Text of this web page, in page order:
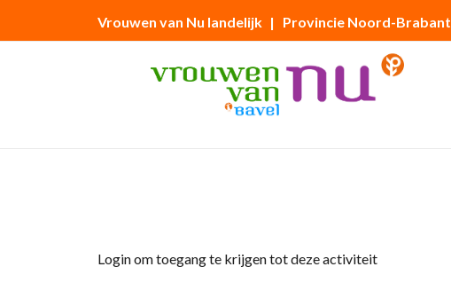
Vrouwen van Nu landelijk | Provincie Noord-Brabant
Login om toegang te krijgen tot deze activiteit